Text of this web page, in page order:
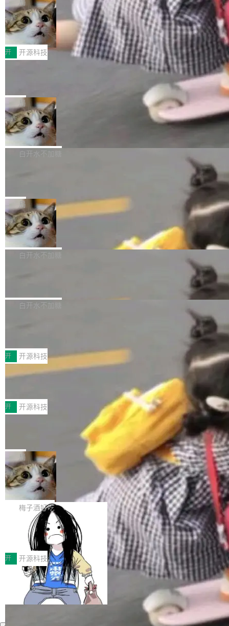
哪些组合有效，作者说，你得靠"文档、校验、或
者部落知识"。 换个写法。Rust 的 enum，两个
变体：Switchable...
是，这次它构建在 Cloudflare Workers 上——我花了九年时间搭
建的平台——并且深度集成了 AI。这基本上是我十年秘密计划的顶
峰。 十年前，Ken...
Workers 和 Durable Objects 的守护进程。 设
计思路很直接：每个对象是一个独立的 SQLite
数据库，按名称寻址，复制到你自己的 S3 兼容
存储库里。节点之间只通过这个存储库协调——
没有控制平面，没有共识协议。每个对象自带一
个小型数据库，应用天然按分片构建，单个数据
库的竞争和爆炸半径问题在设计层面就被消除
了。 闲置的 cell 会休眠到几乎不占资源。当 cel
l 迁移或唤醒时，新宿主从 S3 恢复 SQLite 数据
库继续执行。存储库是持久化的唯一真相...
局
鲁大师7月新机性能/流畅/AI榜：vivo夺
性能、流畅双第一，三星Galaxy Z系列
新折叠缺席
2026年7月的手机市场，由于存储等硬件成本暴
增，手机厂商的日子也不好过啊，新机速度明显
放缓，因此硝烟味淡了许多。新机参数规格除开
高价的三星折叠（三星Galaxy Z Fold8 Ultra / Z
Fold8 / Z Flip8）外，其余要么是中低端机器，
例如iQOO Z11i、REDMI Note 17、REDMI No
te 17 Pro、OPPO K15，要么是vivo X300 E这
样的次旗舰。 Galaxy Z Fold8 Ultra / Z Fold8 /
Z Flip8三款折叠屏新机均在7月22日发布，且全
部搭载骁龙8 Elite Gen5 for Galaxy，它们本该
开 开源科技
Zed 编辑器团队发布了新项目——DeltaDB，一
个在 git commit 之间记录每一次编辑操作的版
本控制系统。目前处于 Early Access 阶段。 De
ltaDB 的核心思路直接写在 landing page 最显
眼的位置：「Software is made between com
mits」——软件是在 commit 之间写出来的。git
是把这段空隙补上。 回退到任何一次编辑：Delt
aDB 捕获 commit 之间的每一次操作，...
局
SpaceXAI 单季资本开支达 183 亿美元
根据风险投资人Tomer Tunguz 博客（VC 分
析）披露的最新分析与第二季度业绩报告，Spac
微软同期总资本开支的四成。 与亚马逊、Alpha
bet、微软以及 Meta 等传统科技巨头相比，Spa
ceXAI的资金消耗速度尤为引人瞩目。然而，支
撑庞大支出的资金来源却呈现出截然不同的面
貌。数据显示，微软和 Meta 主要依托充沛的经
白开水不加糖
Meta 发布终端编程 Agent“Muse Code” 和 Muse Sp
Meta 今天发布了两款 AI 产品：Muse Code，一个在终端里运行的
编程 agent；Muse Spark 1.2，驱动这个 agent 的新模型。一句
话概括：你可以用 curl -fsSL https://dev.meta.ai/install.sh | bash
安装一个能在大项目里自动规划、写代码、验证结果的 AI 终端工
具。 据介绍，Muse Code 是 Meta 的编程 agent 产品。它和市场
上已有的终端编程 agent 在设计理念上有几个明显的差异点。 异
步后台 agent：Muse Code 有一个主 agent 循环，外加一组后台
局
美团开源 LoHoSearch，用知识图谱校
准 AI 能力认知
机器出题的前提，是让机器拥有全局视野。整个
构建流程可以分为四个环节：建图 → 控制难度
白开水不加糖
库，并将作为transport接入Mooncake TENT。
MPComm将作为一种传输引擎接入Mooncake T
ENT，实现零拷贝传输性能提升30%、非零拷贝
传输性能最高提升5倍。UCL-MPComm底层基
于自研UCL-Engine通信引擎，后续腾讯网平将
持续开源更多基于UCL-Engine的高性能通信组
件。 腾讯网平团队在UCL-MPComm中实现了一
个独立于业务线程的全局通信引擎（Engine），
白开水不加糖
近日，工信部科技司公示《2025人工智能应用典型案例入选名
单》，深信服“面向企业研发场景的开源 AI 编程平台 CoStrict 应
用”凭借卓越的技术创新与落地成效成功入选。 全链路私有化部
署，助力企业AI研发安全落地 当前，越来越多企业已经开始引入 AI
Coding 工具，通过调用公有云模型或企业内部部署模型提升研发
效率。但随着 AI Coding 从个人辅助工具逐步走向团队级、组织级
应用，企业在规模化落地过程中，对安全性、可控性和代码质量提
出了更高要求。 首先是数据安全与合规要求。对于大多数普通研发
场景，公有云模型能够满足快速试用和效率提升的需求。但对于金
融、能源、医疗等对数据安全要求较...
开 开源科技
深信服AI算力网关入选工信部人工智能
前不久，工业和信息化部正式发布《2025年人工
智能应用典型案例名单》，集中展示人工智能在
各领域的应用成果，覆盖技术底座、行业赋能、
产品应用、支撑保障、专题等五大方向。深信服
AI算力网关（AI创新平台）成功入选！ 随着各行
各业的Agent走向规模化建设，算力构成形态逐
渐丰富，用户关注的重点也在发生变化：不只是
让AI用起来，还要进一步看清混合算力时代下，
Token花在哪里、算力是否被充分利用，以及持
续增长的AI成本该如何优化。 深信服AI算力网关
正是围绕这些实际问题，从Token治理和成本治
理两个方面，让用户的每一份算力都看得清、管
得住、用得稳、省得下、更安全！ 一、从现在开
始，Token使用一目...
开 开源科技
Jeff Dean 离开 Google：一个时代的结
束，一个实验室的开始
Google 员工编号 20。MapReduce 作者之一。
Bigtable 作者之一。TensorFlow 的作者之一。
Gemini 的架构师。Google 首席科学家。 Jeff D
ean 在 Google 工作了 27 年后，宣布离职。 他
不是一个人走。一同离开的还有 Sanjay Ghema
wat（Google 员工编号 23，Jeff Dean 二十多
年的编程搭档，MapReduce 和 Bigtable 的共同
作者）、Quoc Le（Google 大脑核心成员，Se
q2Seq 和 DocAI 的共同发明人）以及 Oriol Vin
yals（Gemini 联合负责人，AlphaSta...
局
🔥 SolonCode v2026.8.4 发布：界面
字体可调、22 种语言、记忆搜索增强
打开终端就能上岗的全中文编码智能体，这一轮
把「看得清、用母语、记得住」三件事一次补
齐。 SolonCode 是什么 SolonCode 是杭州无
耳科技研发的企业级终端编码智能体——一位全
中文驱动的数字员工，自主理解需求、规划步
骤、编写代码。不挑模型、不挑平台，curl 一行
装完即用。 开源地址：Gitee · GitCode · GitHu
b 安装 支持 Java 8+（8~26）、macOS / Linu
x / Windows / Harmony PC。 # macOS / Linu
x / Harmony PC curl -fsSL https://solon.noea
梅子酒好吃
让“代码语义理解”深度释放AI Coding
价值潜能：华为云码道（CodeArts）
代码仓技术解析
一、代码仓深度理解技术的作用与价值 在软件工
程实践中，代码仓是企业核心知识资产的主要载
体。企业级代码仓库通常包含数十万乃至数百万
个文件，其规模远超单次模型调用可承载的上下
文窗口。随着项目规模的持续扩张与代码历史的
不断累积，代码仓中的模块关系、接口契约、业
务逻辑等关键信息往往分散于数十乃至数百个文
开 开源科技